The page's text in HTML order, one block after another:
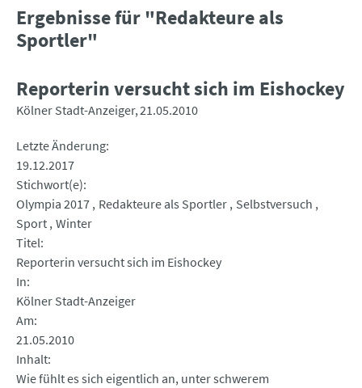
Ergebnisse für "Redakteure als
Sportler"
Reporterin versucht sich im Eishockey
Kölner Stadt-Anzeiger 21.05.2010
Letzte Änderung
19.12.2017
Stichwort(e)
Olympia 2017 Redakteure als Sportler Selbstversuch
Sport Winter
Titel
Reporterin versucht sich im Eishockey
In
Kölner Stadt-Anzeiger
Am
21.05.2010
Inhalt
Wie fühlt es sich eigentlich an, unter schwerem